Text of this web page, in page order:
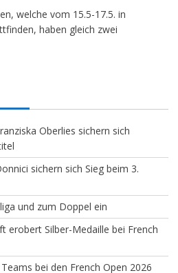
welche vom 15.5-17.5. in
haben gleich zwei
Oberlies sichern sich
sichern sich Sieg beim 3.
und zum Doppel ein
erobert Silber-Medaille bei French
bei den French Open 2026